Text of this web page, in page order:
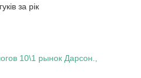
за рік
10\1 рынок Дарсон.,